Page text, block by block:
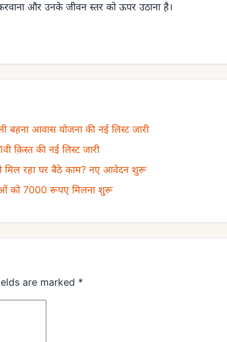
करवाना और उनके जीवन स्तर को ऊपर उठाना है।
आवास योजना की नई लिस्ट जारी
क़िस्त की नई लिस्ट जारी
रहा घर बैठे काम? नए आवेदन शुरू
को 7000 रूपए मिलना शुरू
are marked *